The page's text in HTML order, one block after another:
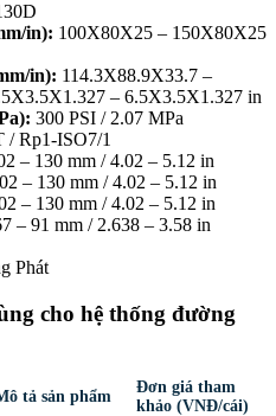
in): 100X80X25 – 150X80X25
in): 114.3X88.9X33.7 –
– 6.5X3.5X1.327 in
300 PSI / 2.07 MPa
/ Rp1-ISO7/1
– 130 mm / 4.02 – 5.12 in
– 130 mm / 4.02 – 5.12 in
– 130 mm / 4.02 – 5.12 in
– 91 mm / 2.638 – 3.58 in
Phát
cho hệ thống đường
tả sản phẩm
Đơn giá tham
khảo (VNĐ/cái)